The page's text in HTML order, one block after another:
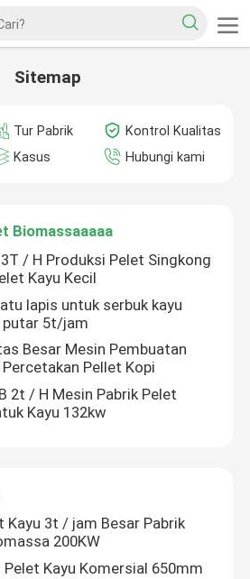
Sitemap
Tur Pabrik
Kontrol Kualitas
Kasus Hubungi kami
Biomassaaaaa
/ H Produksi Pelet Singkong
Kayu Kecil
lapis untuk serbuk kayu
putar 5t/jam
Besar Mesin Pembuatan
Pellet Kopi
2t / H Mesin Pabrik Pelet
Kayu 132kw
Kayu 3t / jam Besar Pabrik
200KW
Pelet Kayu Komersial 650mm